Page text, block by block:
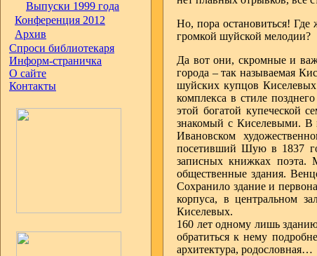
Выпуски 1999 года
Конференция 2012
Архив
Спроси библиотекаря
Информ-страничка
О сайте
Контакты
Но, пора остановиться!
громкой шуйской мелодии?
Да вот они, скромные и
города – так называемая
шуйских купцов
комплекса в стиле
этой богатой купеческой
знакомый с Киселевыми. В
Ивановском
посетивший Шую в 1837
записных книжках
общественные здания.
Сохранило здание и
корпуса, в центральном
Киселевых.
160 лет одному лишь
обратиться к нему
архитектура, родословная…